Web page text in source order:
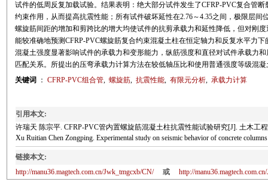
试件的低周反复加载试验。结果表明：绝大部分试件发生了CFRP-PVC复合管
约束作用，从而提高抗震性能；所有试件破坏延性在2.76～4.35之间，极限层
螺旋筋间距的增加和剪跨比的增大均使试件的抗剪承载力和延性降低，但对刚
能较准确地预测CFRP-PVC螺旋筋复合约束混凝土柱在恒定轴力和反复水平力
混凝土强度显著影响试件的承载力和变形能力，纵筋强度和直径对试件承载力
匹配关系。所提出的压弯承载力计算方法在较低轴压比和使用普通强度等级混
关键词
： CFRP-PVC组合管, 螺旋筋, 抗震性能, 有限元分析, 承载力计算
引用本文:
许瑞天 陈宗平. CFRP-PVC管内置螺旋筋混凝土柱抗震性能试验研究[J]. 土木工程
Xu Ruitian Chen Zongping. Experimental study on seismic behavior of concrete
链接本文:
http://manu36.magtech.com.cn/Jwk_tmgcxb/CN/
或 http://